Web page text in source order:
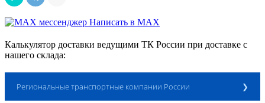
Написать в MAX
Калькулятор доставки ведущими ТК России при доставке с
нашего склада:
Региональные транспортные компании России